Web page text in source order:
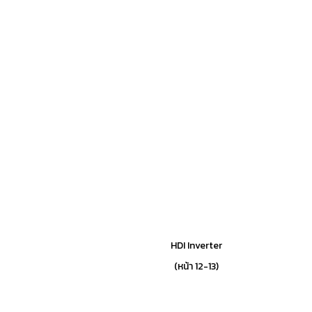
HDI Inverter
(หน้า 12-13)